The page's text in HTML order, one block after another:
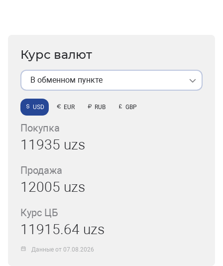
Курс валют
В обменном пункте
USD EUR RUB GBP
Покупка
11935 uzs
Продажа
12005 uzs
Курс ЦБ
11915.64 uzs
Данные от 07.08.2026